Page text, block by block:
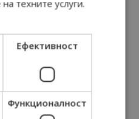
от…”: Перник – град на
2026 09:01
техните услуги.
Ефективност
Функционалност